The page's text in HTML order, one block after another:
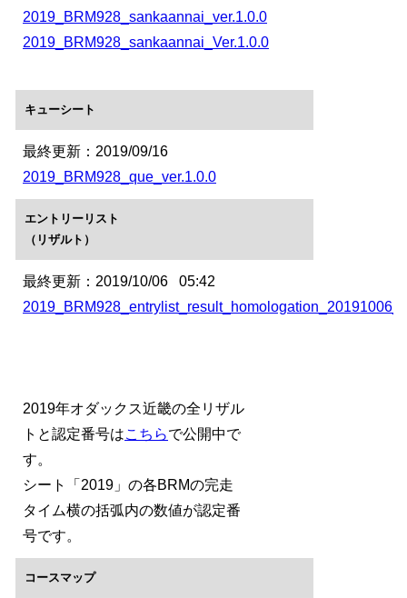
2019_BRM928_sankaannai_ver.1.0.0
2019_BRM928_sankaannai_Ver.1.0.0
キューシート
最終更新：2019/09/16
2019_BRM928_que_ver.1.0.0
エントリーリスト
（リザルト）
最終更新：2019/10/06 05:42
2019年オダックス近畿の全リザル
トと認定番号はこちらで公開中で
す。
シート「2019」の各BRMの完走
タイム横の括弧内の数値が認定番
号です。
コースマップ